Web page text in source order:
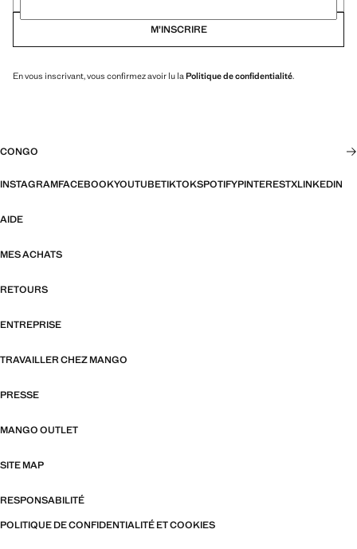
M’INSCRIRE
En vous inscrivant, vous confirmez avoir lu la Politique de confidentialité.
CONGO
INSTAGRAMFACEBOOKYOUTUBETIKTOKSPOTIFYPINTERESTXLINKEDIN
AIDE
MES ACHATS
RETOURS
ENTREPRISE
TRAVAILLER CHEZ MANGO
PRESSE
MANGO OUTLET
SITE MAP
RESPONSABILITÉ
POLITIQUE DE CONFIDENTIALITÉ ET COOKIES